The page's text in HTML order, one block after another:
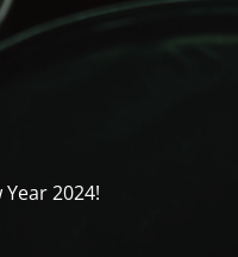
2024!